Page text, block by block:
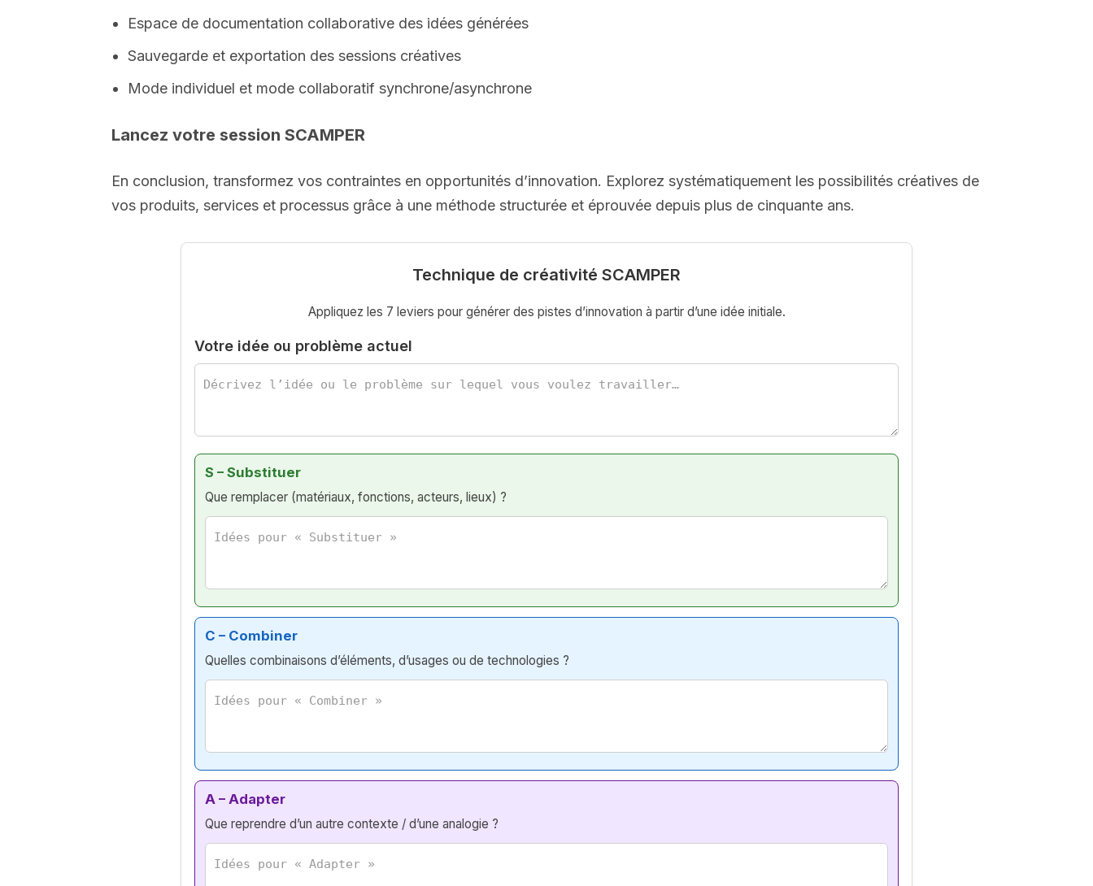
Espace de documentation collaborative des idées générées
Sauvegarde et exportation des sessions créatives
Mode individuel et mode collaboratif synchrone/asynchrone
Lancez votre session SCAMPER
En conclusion, transformez vos contraintes en opportunités d’innovation. Explorez systématiquement les possibilités créatives de
vos produits, services et processus grâce à une méthode structurée et éprouvée depuis plus de cinquante ans.
Technique de créativité SCAMPER
Appliquez les 7 leviers pour générer des pistes d’innovation à partir d’une idée initiale.
Votre idée ou problème actuel
S – Substituer
Que remplacer (matériaux, fonctions, acteurs, lieux) ?
C – Combiner
Quelles combinaisons d’éléments, d’usages ou de technologies ?
A – Adapter
Que reprendre d’un autre contexte / d’une analogie ?